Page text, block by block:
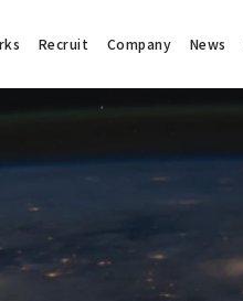
Recruit Company News